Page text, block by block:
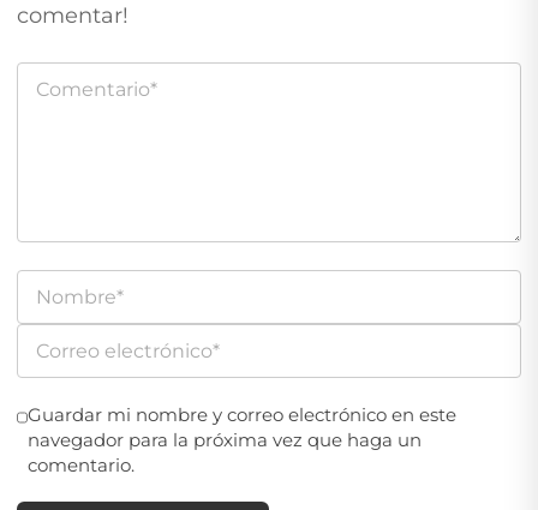
comentar!
Guardar mi nombre y correo electrónico en este
navegador para la próxima vez que haga un
comentario.